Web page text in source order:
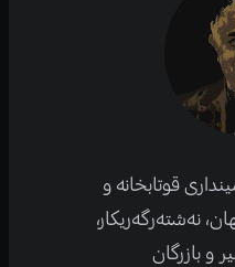
قوتابخانە و
نەشتەرگەریكار،
و بازرگان